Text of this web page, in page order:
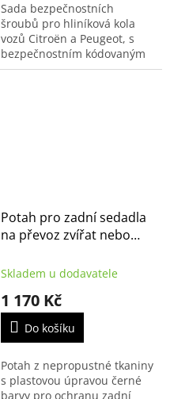
Sada bezpečnostních
šroubů pro hliníková kola
vozů Citroën a Peugeot, s
bezpečnostním kódovaným
klíčem - ořechem na 17 klíč.
Potah pro zadní sedadla
na převoz zvířat nebo
(1607075880)
Skladem u dodavatele
1 170 Kč
Do košíku
Potah z nepropustné tkaniny
s plastovou úpravou černé
barvy pro ochranu zadní